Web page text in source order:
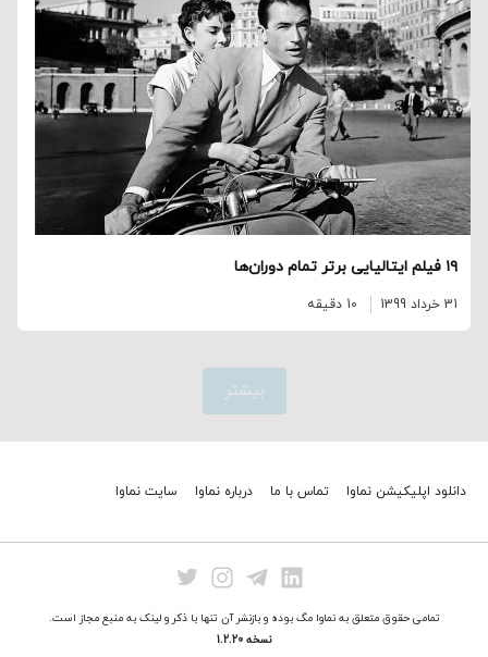
۱۹ فیلم ایتالیایی برتر تمام دوران‌ها
31 خرداد 1399 10 دقیقه
بیشتر
دانلود اپلیکیشن نماوا تماس با ما درباره نماوا سایت نماوا
تمامی حقوق متعلق به نماوا مگ بوده و بازنشر آن تنها با ذکر و لینک به منبع مجاز است.
نسخه 1.2.20